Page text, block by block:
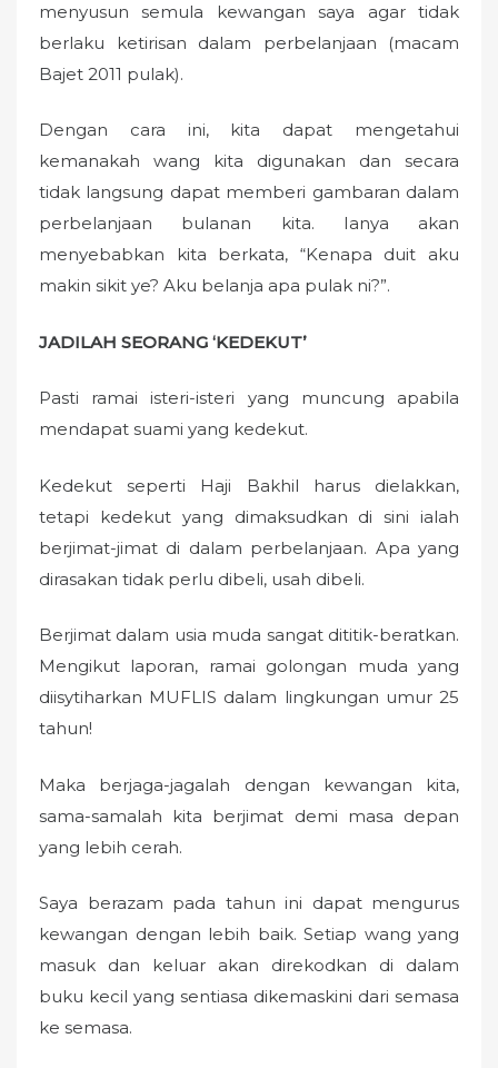
menyusun semula kewangan saya agar tidak
berlaku ketirisan dalam perbelanjaan (macam
Bajet 2011 pulak).
Dengan cara ini, kita dapat mengetahui
kemanakah wang kita digunakan dan secara
tidak langsung dapat memberi gambaran dalam
perbelanjaan bulanan kita. Ianya akan
menyebabkan kita berkata, “Kenapa duit aku
makin sikit ye? Aku belanja apa pulak ni?”.
JADILAH SEORANG ‘KEDEKUT’
Pasti ramai isteri-isteri yang muncung apabila
mendapat suami yang kedekut.
Kedekut seperti Haji Bakhil harus dielakkan,
tetapi kedekut yang dimaksudkan di sini ialah
berjimat-jimat di dalam perbelanjaan. Apa yang
dirasakan tidak perlu dibeli, usah dibeli.
Berjimat dalam usia muda sangat dititik-beratkan.
Mengikut laporan, ramai golongan muda yang
diisytiharkan MUFLIS dalam lingkungan umur 25
tahun!
Maka berjaga-jagalah dengan kewangan kita,
sama-samalah kita berjimat demi masa depan
yang lebih cerah.
Saya berazam pada tahun ini dapat mengurus
kewangan dengan lebih baik. Setiap wang yang
masuk dan keluar akan direkodkan di dalam
buku kecil yang sentiasa dikemaskini dari semasa
ke semasa.